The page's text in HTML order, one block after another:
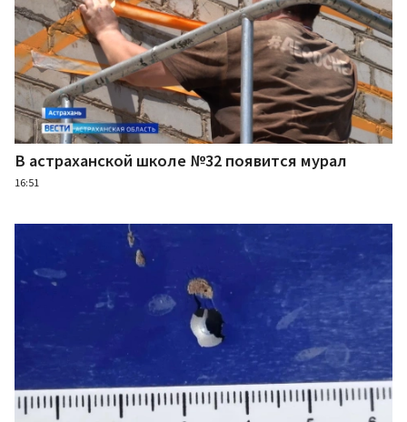
В астраханской школе №32 появится мурал
16:51